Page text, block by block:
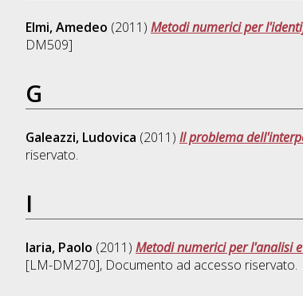
Elmi, Amedeo (2011) Metodi numerici per
DM509]
G
Galeazzi, Ludovica (2011) Il problema
riservato.
I
Iaria, Paolo (2011) Metodi numerici per l'analisi
[LM-DM270], Documento ad accesso riservato.